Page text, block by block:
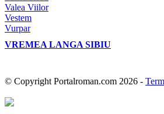
Valea Viilor
Vestem
Vurpar
VREMEA LANGA SIBIU
© Copyright Portalroman.com 2026 -